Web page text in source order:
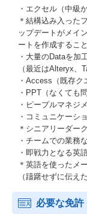
・エクセル（中級
＊結構込み入った
ップデートがメイ
ートを作成するこ
・大量のDataを加
（最近はAlteryx、
・Access（既存ク
・PPT（なくても
・ピープルマネジ
・コミュニケーシ
＊シニアリーダー
・チームでの業務
・即戦力となる英
＊英語を使ったメ
（躊躇せずに伝え
必要な免許